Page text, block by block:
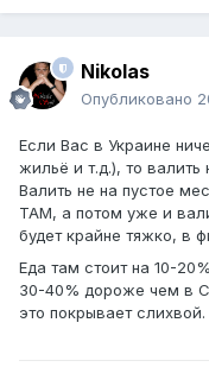
Nikolas
Опубликовано
Если Вас в Украине
жильё и т.д.), то валить
Валить не на пустое
ТАМ, а потом уже и
будет крайне тяжко, в
Еда там стоит на 10-
30-40% дороже чем в
это покрывает слихвой.